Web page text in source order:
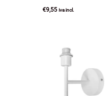
€9,55 iva incl.